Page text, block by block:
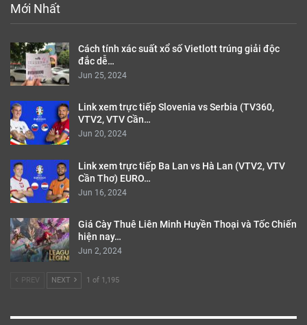
Mới Nhất
Cách tính xác suất xổ số Vietlott trúng giải độc
đắc dễ…
Jun 25, 2024
Link xem trực tiếp Slovenia vs Serbia (TV360,
VTV2, VTV Cần…
Jun 20, 2024
Link xem trực tiếp Ba Lan vs Hà Lan (VTV2, VTV
Cần Thơ) EURO…
Jun 16, 2024
Giá Cày Thuê Liên Minh Huyền Thoại và Tốc Chiến
hiện nay…
Jun 2, 2024
PREV NEXT 1 of 1,195